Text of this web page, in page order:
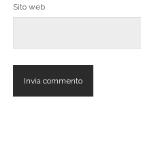
Sito web